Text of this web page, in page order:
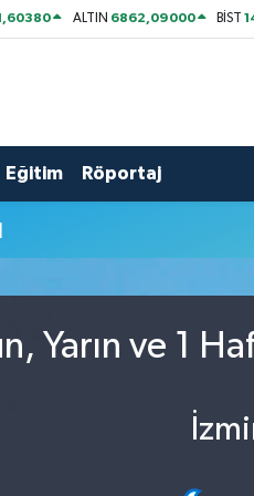
ALTIN 6862,09000 BİST
Eğitim Röportaj
Yarın ve 1